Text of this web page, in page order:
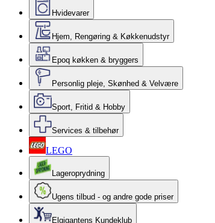
Hvidevarer
Hjem, Rengøring & Køkkenudstyr
Epoq køkken & bryggers
Personlig pleje, Skønhed & Velvære
Sport, Fritid & Hobby
Services & tilbehør
LEGO
Lageroprydning
Ugens tilbud - og andre gode priser
Elgigantens Kundeklub